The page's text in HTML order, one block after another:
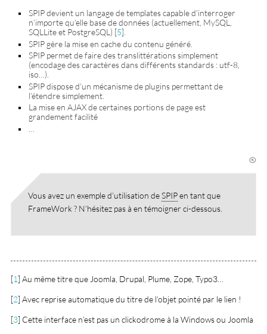
SPIP devient un langage de templates capable d’interroger
n’importe qu’elle base de données (actuellement, MySQL,
SQLLite et PostgreSQL) [5]
SPIP gère la mise en cache du contenu généré.
SPIP permet de faire des translittérations simplement
(encodage des caractères dans différents standards : utf-8,
iso…).
SPIP dispose d’un mécanisme de plugins permettant de
l’étendre simplement.
La mise en AJAX de certaines portions de page est
grandement facilité
Vous avez un exemple d’utilisation deSPIPen tant que
FrameWork ? N’hésitez pas à en témoigner ci-dessous.
[1]Au même titre que Joomla, Drupal, Plume, Zope, Typo3…
[2]Avec reprise automatique du titre de l’objet pointé par le lien !
[3] Cette interface n’est pas un clickodrome à la Windows ou Joomla